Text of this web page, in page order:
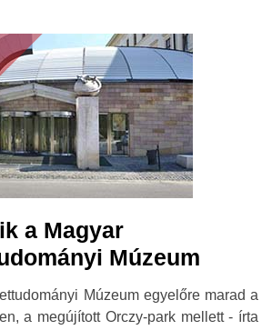
a Magyar
Múzeum
Múzeum egyelőre marad a
a megújított Orczy-park mellett - írta